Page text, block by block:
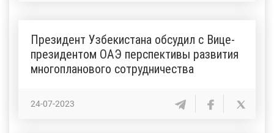
Президент Узбекистана обсудил с Вице-
президентом ОАЭ перспективы развития
многопланового сотрудничества
24-07-2023